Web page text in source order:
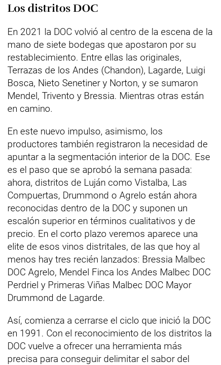
Los distritos DOC
En 2021 la DOC volvió al centro de la escena de la
mano de siete bodegas que apostaron por su
restablecimiento. Entre ellas las originales,
Terrazas de los Andes (Chandon), Lagarde, Luigi
Bosca, Nieto Senetiner y Norton, y se sumaron
Mendel, Trivento y Bressia. Mientras otras están
en camino.
En este nuevo impulso, asimismo, los
productores también registraron la necesidad de
apuntar a la segmentación interior de la DOC. Ese
es el paso que se aprobó la semana pasada:
ahora, distritos de Luján como Vistalba, Las
Compuertas, Drummond o Agrelo están ahora
reconocidas dentro de la DOC y suponen un
escalón superior en términos cualitativos y de
precio. En el corto plazo veremos aparece una
elite de esos vinos distritales, de las que hoy al
menos hay tres recién lanzados: Bressia Malbec
DOC Agrelo, Mendel Finca los Andes Malbec DOC
Perdriel y Primeras Viñas Malbec DOC Mayor
Drummond de Lagarde.
Así, comienza a cerrarse el ciclo que inició la DOC
en 1991. Con el reconocimiento de los distritos la
DOC vuelve a ofrecer una herramienta más
precisa para conseguir delimitar el sabor del